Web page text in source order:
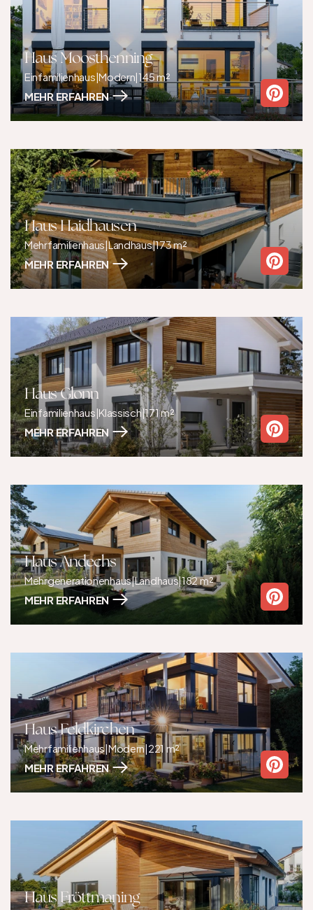
Haus Moosthenning
Einfamilienhaus|Modern|145 m²
MEHR ERFAHREN
Haus Haidhausen
Mehrfamilienhaus|Landhaus|173 m²
MEHR ERFAHREN
Haus Glonn
Einfamilienhaus|Klassisch|171 m²
MEHR ERFAHREN
Haus Andechs
Mehrgenerationenhaus|Landhaus|182 m²
MEHR ERFAHREN
Haus Feldkirchen
Mehrfamilienhaus|Modern|221 m²
MEHR ERFAHREN
Haus Fröttmaning